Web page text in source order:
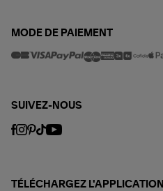
MODE DE PAIEMENT
SUIVEZ-NOUS
TÉLÉCHARGEZ L'APPLICATION